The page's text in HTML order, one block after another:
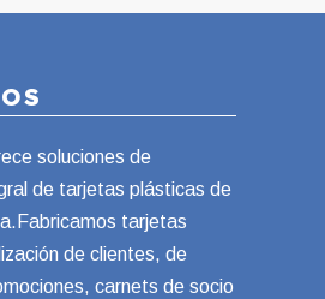
soluciones de
de tarjetas plásticas de
tarjetas
de clientes, de
carnets de socio